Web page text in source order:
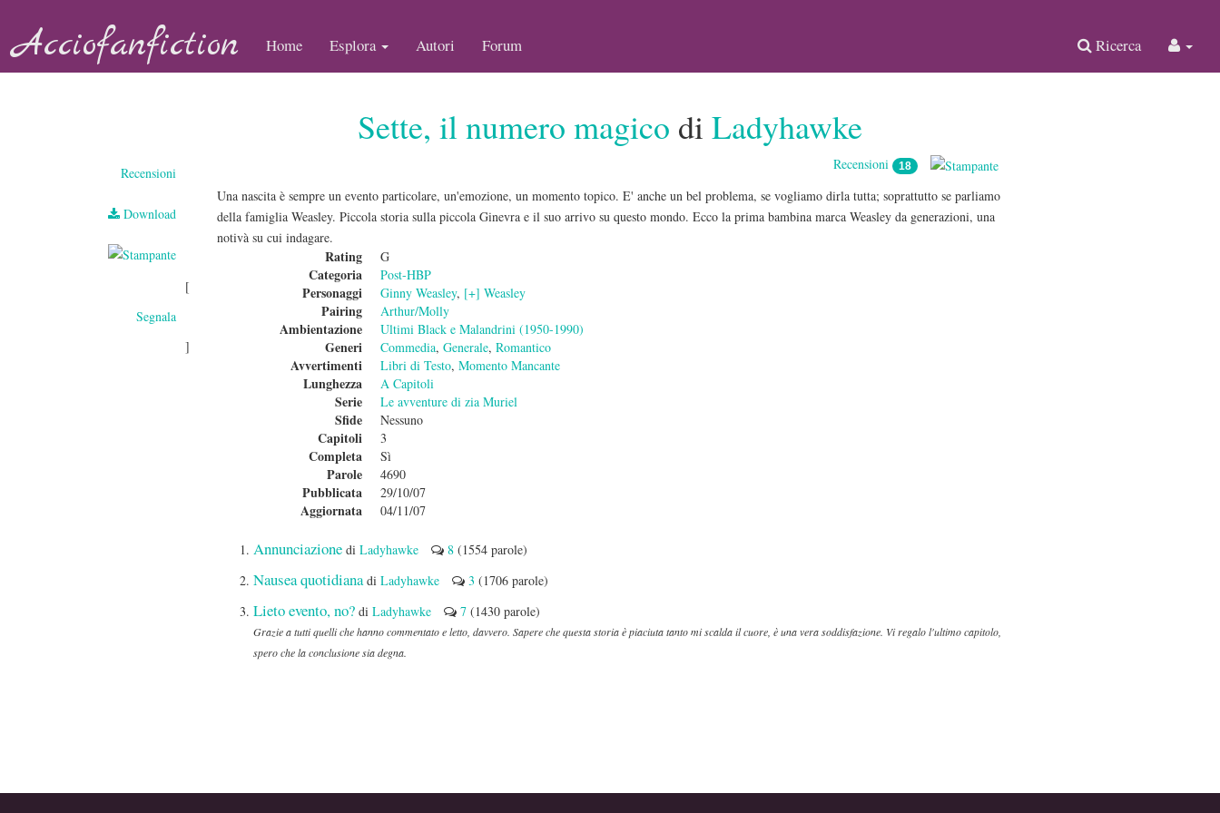
Acciofanfiction Home Esplora Autori Forum Ricerca
Sette, il numero magico di Ladyhawke
Recensioni
Download
[
Segnala
]
Recensioni 18
Una nascita è sempre un evento particolare, un'emozione, un momento topico. E' anche un bel problema, se vogliamo dirla tutta; soprattutto se parliamo
della famiglia Weasley. Piccola storia sulla piccola Ginevra e il suo arrivo su questo mondo. Ecco la prima bambina marca Weasley da generazioni, una
notivà su cui indagare.
Rating G
Categoria Post-HBP
Personaggi Ginny Weasley, [+] Weasley
Pairing Arthur/Molly
Ambientazione Ultimi Black e Malandrini (1950-1990)
Generi Commedia, Generale, Romantico
Avvertimenti Libri di Testo, Momento Mancante
Lunghezza A Capitoli
Serie Le avventure di zia Muriel
Sfide Nessuno
Capitoli 3
Completa Sì
Parole 4690
Pubblicata 29/10/07
Aggiornata 04/11/07
Annunciazione di Ladyhawke 8 (1554 parole)
Nausea quotidianadi Ladyhawke 3 (1706 parole)
Lieto evento, no? di Ladyhawke 7 (1430 parole)
Grazie a tutti quelli che hanno commentato e letto, davvero. Sapere che questa storia è piaciuta tanto mi scalda il cuore, è una vera soddisfazione. Vi regalo l'ultimo capitolo,
spero che la conclusione sia degna.